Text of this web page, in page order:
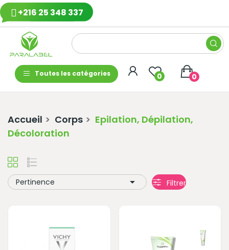
+216 25 348 337
Toutes les catégories 0 0
Accueil Corps
Epilation, Dépilation,
Décoloration
Pertinence  Filtrer